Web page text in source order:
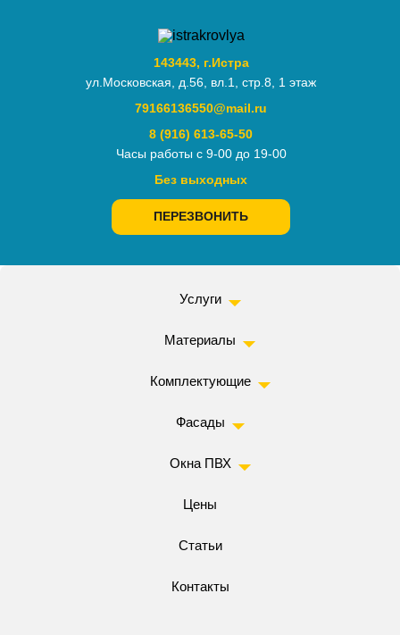
143443, г.Истра
ул.Московская, д.56, вл.1, стр.8, 1 этаж
79166136550@mail.ru
8 (916) 613-65-50
Часы работы с 9-00 до 19-00
Без выходных
ПЕРЕЗВОНИТЬ
Услуги
Материалы
Комплектующие
Фасады
Окна ПВХ
Цены
Статьи
Контакты